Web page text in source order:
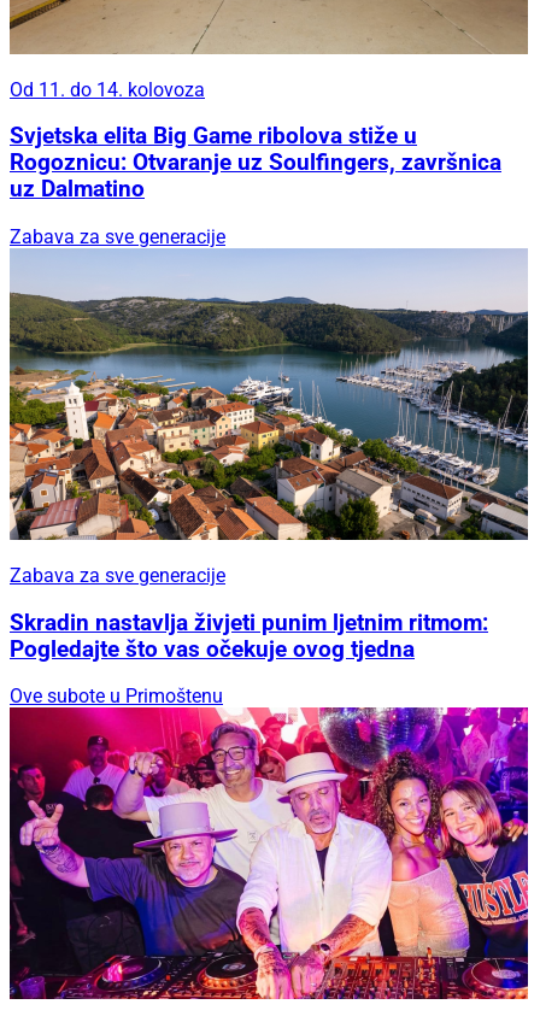
Od 11. do 14. kolovoza
Svjetska elita Big Game ribolova stiže u
Rogoznicu: Otvaranje uz Soulfingers, završnica
uz Dalmatino
Zabava za sve generacije
Zabava za sve generacije
Skradin nastavlja živjeti punim ljetnim ritmom:
Pogledajte što vas očekuje ovog tjedna
Ove subote u Primoštenu